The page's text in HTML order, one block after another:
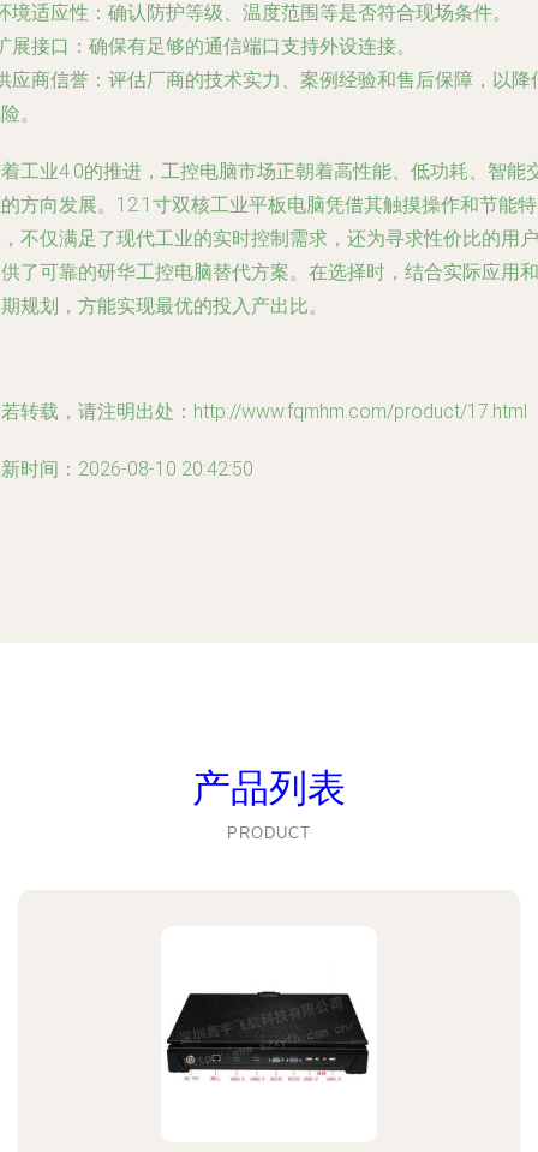
境适应性：确认防护等级、温度范围等是否符合现场条件。
展接口：确保有足够的通信端口支持外设连接。
应商信誉：评估厂商的技术实力、案例经验和售后保障，以降
。
工业4.0的推进，工控电脑市场正朝着高性能、低功耗、智能
方向发展。12.1寸双核工业平板电脑凭借其触摸操作和节能特
不仅满足了现代工业的实时控制需求，还为寻求性价比的用户
了可靠的研华工控电脑替代方案。在选择时，结合实际应用和
规划，方能实现最优的投入产出比。
转载，请注明出处：http://www.fqmhm.com/product/17.html
时间：2026-08-10 20:42:50
产品列表
PRODUCT